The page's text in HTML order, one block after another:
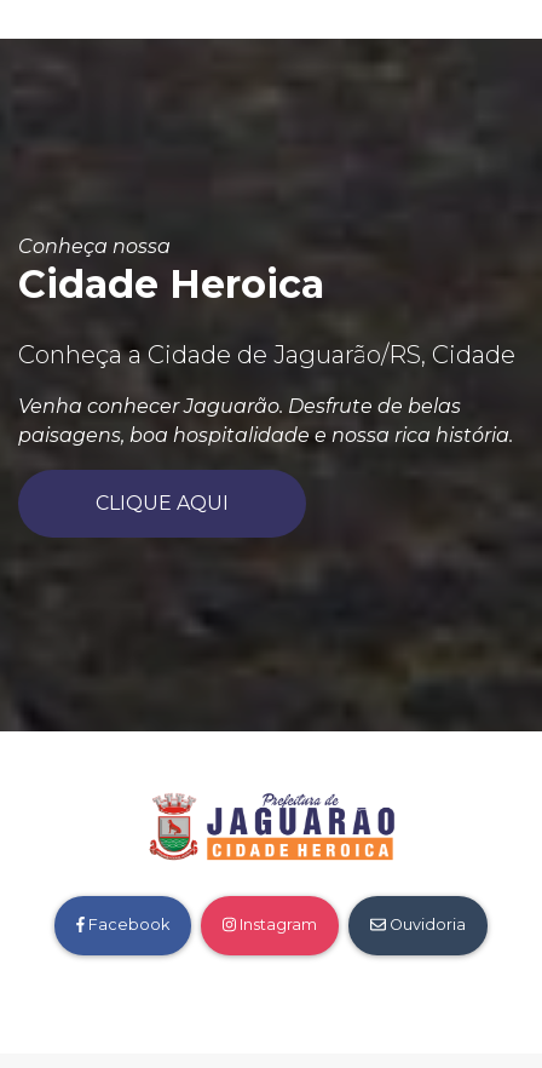
Conheça nossa
Cidade Heroica
Conheça a Cidade de Jaguarão/RS, Cidade
Venha conhecer Jaguarão. Desfrute de belas
paisagens, boa hospitalidade e nossa rica história.
CLIQUE AQUI
Facebook Instagram Ouvidoria